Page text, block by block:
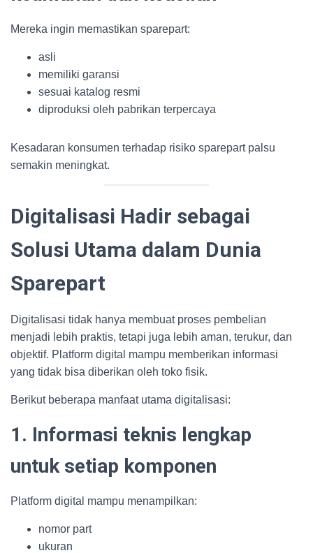
Mereka ingin memastikan sparepart:
asli
memiliki garansi
sesuai katalog resmi
diproduksi oleh pabrikan terpercaya
Kesadaran konsumen terhadap risiko sparepart palsu
semakin meningkat.
Digitalisasi Hadir sebagai
Solusi Utama dalam Dunia
Sparepart
Digitalisasi tidak hanya membuat proses pembelian
menjadi lebih praktis, tetapi juga lebih aman, terukur, dan
objektif. Platform digital mampu memberikan informasi
yang tidak bisa diberikan oleh toko fisik.
Berikut beberapa manfaat utama digitalisasi:
1. Informasi teknis lengkap
untuk setiap komponen
Platform digital mampu menampilkan:
nomor part
ukuran